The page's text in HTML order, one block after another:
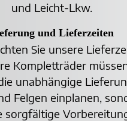
und Leicht-Lkw.
und Lieferzeiten
Sie unsere
Kompletträder
unabhängige
Felgen einplanen,
sorgfältige